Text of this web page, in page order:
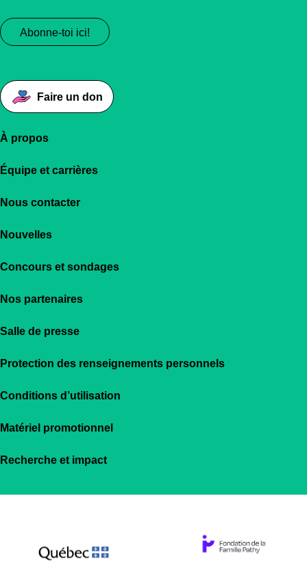
Abonne-toi ici!
Faire un don
À propos
Équipe et carrières
Nous contacter
Nouvelles
Concours et sondages
Nos partenaires
Salle de presse
Protection des renseignements personnels
Conditions d’utilisation
Matériel promotionnel
Recherche et impact